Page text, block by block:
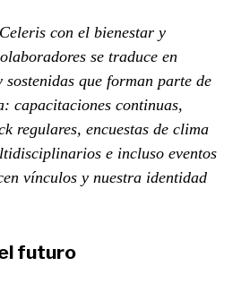
con el bienestar y
se traduce en
sostenidas que forman parte de
capacitaciones continuas,
regulares, encuestas de clima
e incluso eventos
vínculos y nuestra identidad
futuro